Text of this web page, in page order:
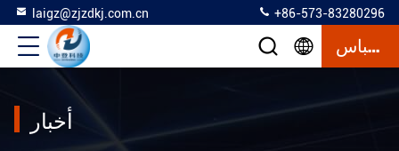
laigz@zjzdkj.com.cn +86-573-83280296
إقتباس
أخبار